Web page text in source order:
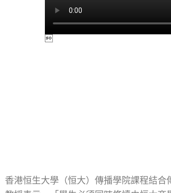
香港恒生大學（恒大）傳播學院課程結